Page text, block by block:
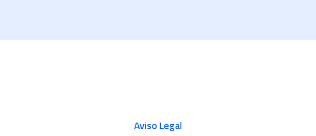
Aviso Legal